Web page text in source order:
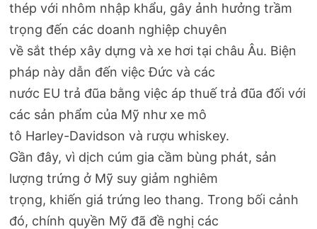
thép với nhôm nhập khẩu, gây ảnh hưởng trầm
trọng đến các doanh nghiệp chuyên
về sắt thép xây dựng và xe hơi tại châu Âu. Biện
pháp này dẫn đến việc Đức và các
nước EU trả đũa bằng việc áp thuế trả đũa đối với
các sản phẩm của Mỹ như xe mô
tô Harley-Davidson và rượu whiskey.
Gần đây, vì dịch cúm gia cầm bùng phát, sản
lượng trứng ở Mỹ suy giảm nghiêm
trọng, khiến giá trứng leo thang. Trong bối cảnh
đó, chính quyền Mỹ đã đề nghị các